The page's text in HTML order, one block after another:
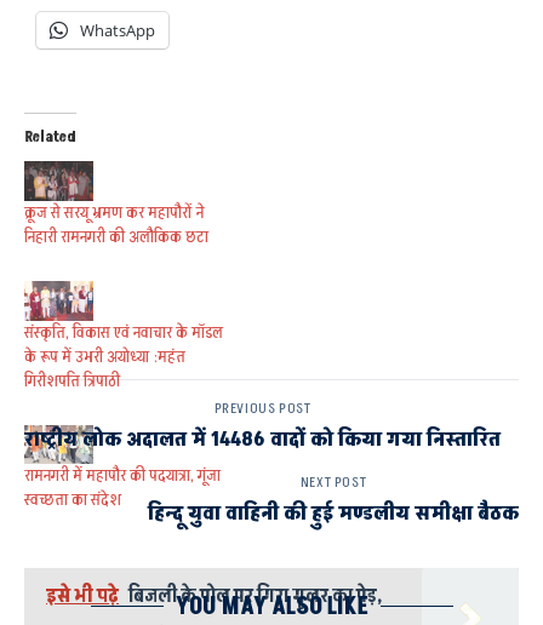
WhatsApp
Related
क्रूज से सरयू भ्रमण कर महापौरों ने
निहारी रामनगरी की अलौकिक छटा
संस्कृति, विकास एवं नवाचार के मॉडल
के रूप में उभरी अयोध्या :महंत
गिरीशपति त्रिपाठी
रामनगरी में महापौर की पदयात्रा, गूंजा
स्वच्छता का संदेश
इसे भी पढ़े बिजली के पोल पर गिरा गूलर का पेड़,
PREVIOUS POST
राष्ट्रीय लोक अदालत में 14486 वादों को किया गया निस्तारित
NEXT POST
हिन्दू युवा वाहिनी की हुई मण्डलीय समीक्षा बैठक
YOU MAY ALSO LIKE